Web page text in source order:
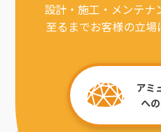
設計・施工・メンテナ
至るまでお客様の立場
アミ
へ